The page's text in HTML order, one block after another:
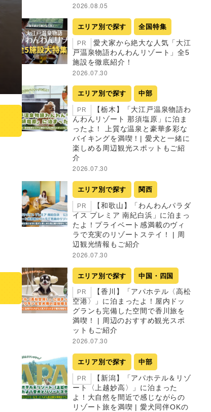
2026.08.05
エリア別で探す 全国特集
PR
愛犬家から絶大な人気「大江
戸温泉物語わんわんリゾート」全5
施設を徹底紹介！
2026.07.30
エリア別で探す 中部
PR
【栃木】「大江戸温泉物語わ
んわんリゾート 那須塩原」に泊ま
ったよ！ 上質な温泉と豪華多彩な
バイキングを満喫！| 愛犬と一緒に
楽しめる周辺観光スポットもご紹
介
2026.07.30
エリア別で探す 関西
PR
【和歌山】「わんわんパラダ
イス プレミア 南紀白浜」に泊まっ
たよ！プライベート感満載のヴィ
ラで充実のリゾートステイ！ | 周
辺観光情報もご紹介
2026.07.30
エリア別で探す 中国・四国
PR
【香川】「アパホテル〈高松
空港〉」に泊まったよ！屋内ドッ
グランも完備した空間で香川旅を
満喫！ | 周辺のおすすめ観光スポ
ットもご紹介
2026.07.30
エリア別で探す 中部
PR
【新潟】「アパホテル＆リゾ
ート〈上越妙高〉」に泊まった
よ！大自然を間近で感じながらの
リゾート旅を満喫 | 愛犬同伴OKの